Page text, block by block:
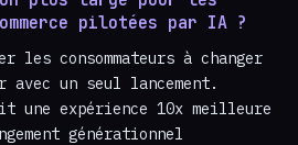
pilotées par IA ?
les consommateurs à changer
un seul lancement.
une expérience 10x meilleure
générationnel